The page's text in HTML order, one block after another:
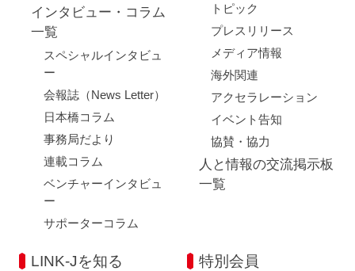
インタビュー・コラム
一覧
スペシャルインタビュ
ー
会報誌（News Letter）
日本橋コラム
事務局だより
連載コラム
ベンチャーインタビュ
ー
サポーターコラム
トピック
プレスリリース
メディア情報
海外関連
アクセラレーション
イベント告知
協賛・協力
人と情報の交流掲示板
一覧
LINK-Jを知る 特別会員